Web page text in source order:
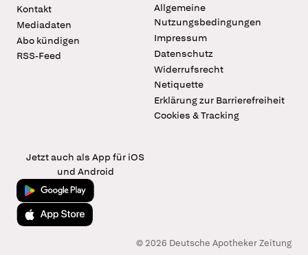
Kontakt
Mediadaten
Abo kündigen
RSS-Feed
Allgemeine
Nutzungsbedingungen
Impressum
Datenschutz
Widerrufsrecht
Netiquette
Erklärung zur Barrierefreiheit
Cookies & Tracking
Jetzt auch als App für iOS
und Android
Jetzt bei Google Play
Laden im App Store
© 2026 Deutsche Apotheker Zeitung